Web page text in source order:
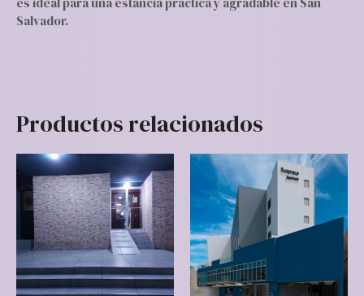
Salvador.
Productos relacionados